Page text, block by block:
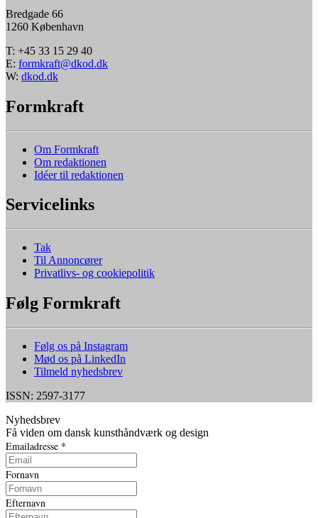
Bredgade 66
1260 København
T: +45 33 15 29 40
E: formkraft@dkod.dk
W: dkod.dk
Formkraft
Om Formkraft
Om redaktionen
Idéer til redaktionen
Servicelinks
Tak
Til Annoncører
Privatlivs- og cookiepolitik
Følg Formkraft
Følg os på Instagram
Mød os på LinkedIn
Tilmeld nyhedsbrev
ISSN: 2597-3177
Nyhedsbrev
Få viden om dansk kunsthåndværk og design
Emailadresse *
Fornavn
Efternavn